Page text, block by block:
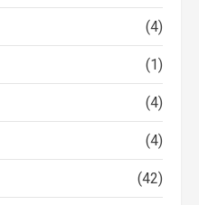
(4)
(1)
(4)
(4)
(42)